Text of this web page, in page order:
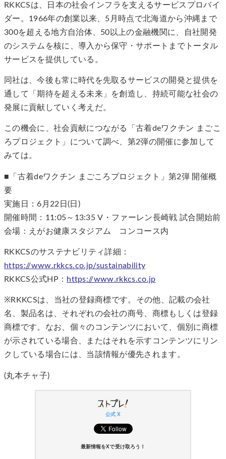
RKKCSは、日本の社会インフラを支えるサービスプロバイ
ダー。1966年の創業以来、5月時点で北海道から沖縄まで
300を超える地方自治体、50以上の金融機関に、自社開発
のシステムを核に、導入から保守・サポートまでトータル
サービスを提供している。
同社は、今後も常に時代を先取るサービスの開発と提供を
通して「期待を超える未来」を創造し、持続可能な社会の
発展に貢献していく考えだ。
この機会に、社会貢献につながる「古着deワクチン まごこ
ろプロジェクト」について調べ、第2弾の開催に参加して
みては。
■「古着deワクチン まごころプロジェクト」第2弾 開催概
要
実施日：6月22日(日)
開催時間：11:05～13:35 V・ファーレン長崎戦 試合開始前
会場：えがお健康スタジアム コンコース内
RKKCSのサステナビリティ詳細：
https://www.rkkcs.co.jp/sustainability
RKKCS公式HP： https://www.rkkcs.co.jp
※RKKCSは、当社の登録商標です。その他、記載の会社
名、製品名は、それぞれの会社の商号、商標もしくは登録
商標です。なお、個々のコンテンツにおいて、個別に商標
が示されている場合、またはそれを示すコンテンツにリン
クしている場合には、当該情報が優先されます。
(丸本チャ子)
公式 X
最新情報をXで受け取ろう！